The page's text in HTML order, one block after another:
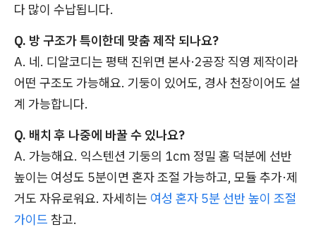
다 많이 수납됩니다.
Q. 방 구조가 특이한데 맞춤 제작 되나요?
A. 네. 디알코디는 평택 진위면 본사·2공장 직영 제작이라
어떤 구조도 가능해요. 기둥이 있어도, 경사 천장이어도 설
계 가능합니다.
Q. 배치 후 나중에 바꿀 수 있나요?
A. 가능해요. 익스텐션 기둥의 1cm 정밀 홈 덕분에 선반
높이는 여성도 5분이면 혼자 조절 가능하고, 모듈 추가·제
거도 자유로워요. 자세히는 여성 혼자 5분 선반 높이 조절
가이드 참고.